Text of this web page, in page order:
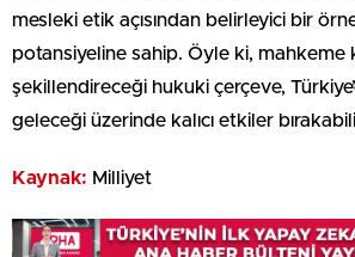
mesleki etik açısından belirleyici bir
potansiyeline sahip. Öyle ki, mahkeme
şekillendireceği hukuki çerçeve,
geleceği üzerinde kalıcı etkiler
Kaynak: Milliyet